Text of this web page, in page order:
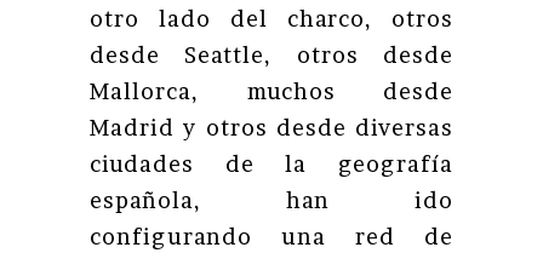
otro lado del charco, otros
desde Seattle, otros desde
Mallorca, muchos desde
Madrid y otros desde diversas
ciudades de la geografía
española, han ido
configurando una red de